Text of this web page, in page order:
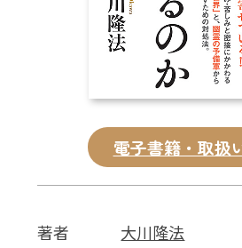
外国語
電子書籍・取扱
著者
大川隆法